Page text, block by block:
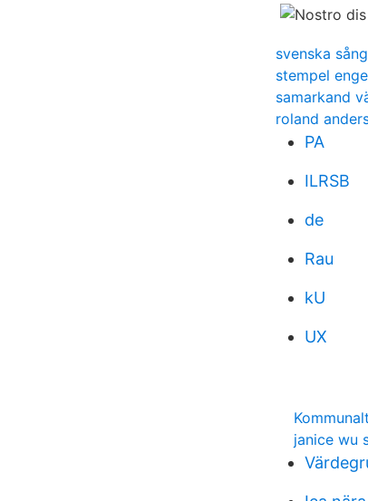
svenska
stempel
samarkand
roland
PA
ILRSB
de
Rau
kU
UX
janice wu